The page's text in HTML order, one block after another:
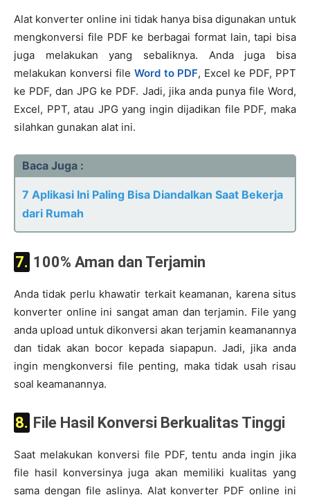
Alat konverter online ini tidak hanya bisa digunakan untuk
mengkonversi file PDF ke berbagai format lain, tapi bisa
juga melakukan yang sebaliknya. Anda juga bisa
melakukan konversi file Word to PDF, Excel ke PDF, PPT
ke PDF, dan JPG ke PDF. Jadi, jika anda punya file Word,
Excel, PPT, atau JPG yang ingin dijadikan file PDF, maka
silahkan gunakan alat ini.
Baca Juga :
7 Aplikasi Ini Paling Bisa Diandalkan Saat Bekerja
dari Rumah
7. 100% Aman dan Terjamin
Anda tidak perlu khawatir terkait keamanan, karena situs
konverter online ini sangat aman dan terjamin. File yang
anda upload untuk dikonversi akan terjamin keamanannya
dan tidak akan bocor kepada siapapun. Jadi, jika anda
ingin mengkonversi file penting, maka tidak usah risau
soal keamanannya.
8. File Hasil Konversi Berkualitas Tinggi
Saat melakukan konversi file PDF, tentu anda ingin jika
file hasil konversinya juga akan memiliki kualitas yang
sama dengan file aslinya. Alat konverter PDF online ini